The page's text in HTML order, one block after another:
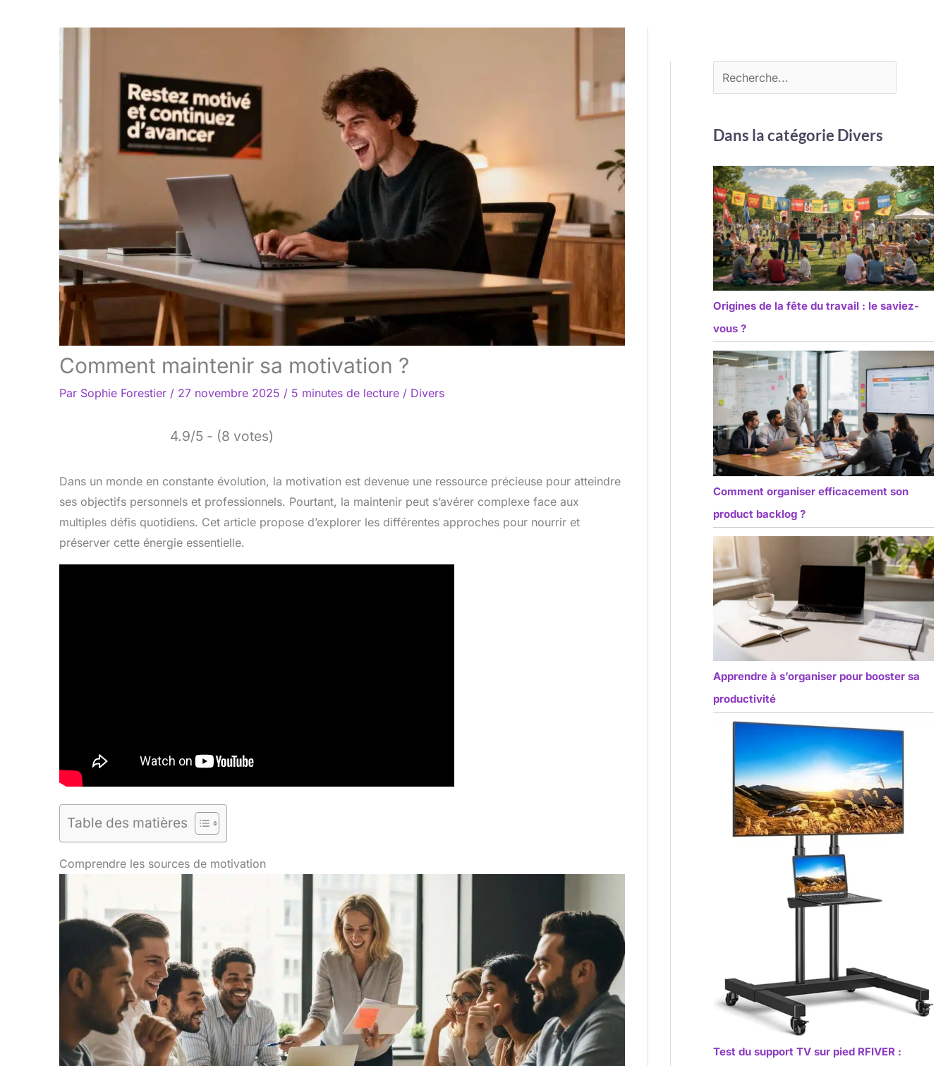
Comment maintenir sa motivation ?
Par Sophie Forestier / 27 novembre 2025 / 5 minutes de lecture / Divers
4.9/5 - (8 votes)
Dans un monde en constante évolution, la motivation est devenue une ressource précieuse pour atteindre
ses objectifs personnels et professionnels. Pourtant, la maintenir peut s’avérer complexe face aux
multiples défis quotidiens. Cet article propose d’explorer les différentes approches pour nourrir et
préserver cette énergie essentielle.
Table des matières
Comprendre les sources de motivation
Dans la catégorie Divers
Origines de la fête du travail : le saviez-
vous ?
Comment organiser efficacement son
product backlog ?
Apprendre à s’organiser pour booster sa
productivité
Test du support TV sur pied RFIVER :